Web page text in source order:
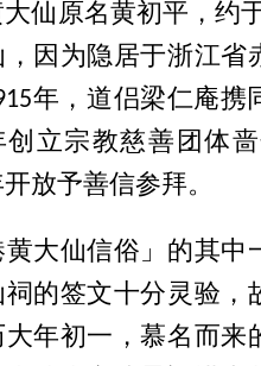
仙原名黄初平，约
因为隐居于浙江省
年，道侣梁仁庵
创立宗教慈善团体
开放予善信参拜。
黄大仙信俗」的其
祠的签文十分灵验，
大年初一，慕名而来